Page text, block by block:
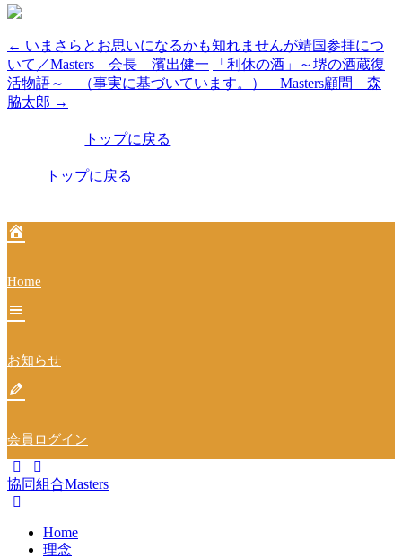
投
稿
ナ
シ
ン
← いまさらとお思いになるかも知れませんが靖国参拝につ
いて／Masters 会長 濱出健一
「利休の酒」～堺の酒蔵復
活物語～ （事実に基づいています。） Masters顧問 森
脇太郎 →
トップに戻る
トップに戻る
Home
お知らせ
会員ログイン
協同組合Masters
Home
理念